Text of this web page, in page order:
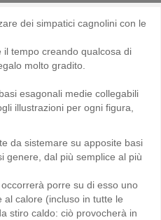
dei simpatici cagnolini con le
il tempo creando qualcosa di
molto gradito.
esagonali medie collegabili
illustrazioni per ogni figura,
da sistemare su apposite basi
genere, dal più semplice al più
porre su di esso uno
al calore (incluso in tutte le
stiro caldo: ciò provocherà in